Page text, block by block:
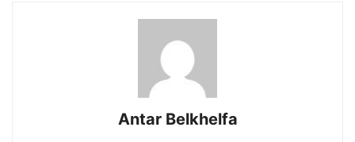
Antar Belkhelfa